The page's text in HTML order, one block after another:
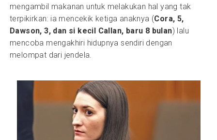
mengambil makanan untuk melakukan hal yang tak
terpikirkan: ia mencekik ketiga anaknya (Cora, 5,
Dawson, 3, dan si kecil Callan, baru 8 bulan) lalu
mencoba mengakhiri hidupnya sendiri dengan
melompat dari jendela.